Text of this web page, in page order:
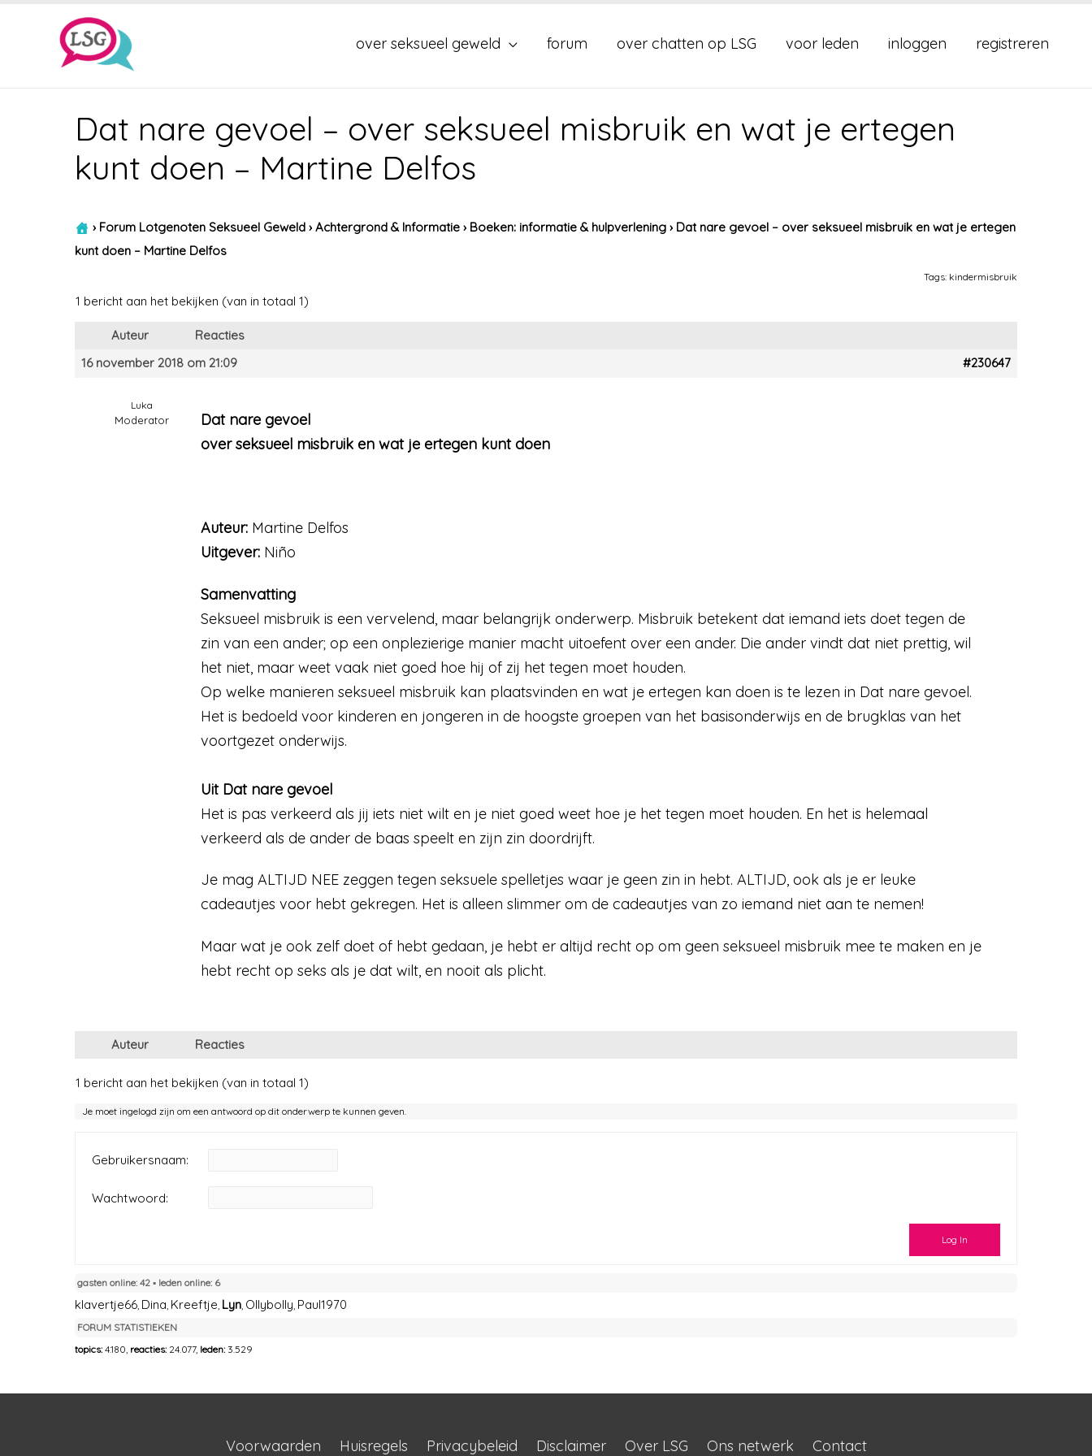
over seksueel geweld forum over chatten op LSG voor leden inloggen registreren
Dat nare gevoel – over seksueel misbruik en wat je ertegen
kunt doen – Martine Delfos
› Forum Lotgenoten Seksueel Geweld › Achtergrond & Informatie › Boeken: informatie & hulpverlening › Dat nare gevoel – over seksueel misbruik en wat je ertegen
kunt doen – Martine Delfos
Tags: kindermisbruik
1 bericht aan het bekijken (van in totaal 1)
Auteur
Reacties
16 november 2018 om 21:09
#230647
Luka
Moderator
Dat nare gevoel
over seksueel misbruik en wat je ertegen kunt doen
Auteur: Martine Delfos
Uitgever: Niño
Samenvatting
Seksueel misbruik is een vervelend, maar belangrijk onderwerp. Misbruik betekent dat iemand iets doet tegen de
zin van een ander; op een onplezierige manier macht uitoefent over een ander. Die ander vindt dat niet prettig, wil
het niet, maar weet vaak niet goed hoe hij of zij het tegen moet houden.
Op welke manieren seksueel misbruik kan plaatsvinden en wat je ertegen kan doen is te lezen in Dat nare gevoel.
Het is bedoeld voor kinderen en jongeren in de hoogste groepen van het basisonderwijs en de brugklas van het
voortgezet onderwijs.
Uit Dat nare gevoel
Het is pas verkeerd als jij iets niet wilt en je niet goed weet hoe je het tegen moet houden. En het is helemaal
verkeerd als de ander de baas speelt en zijn zin doordrijft.
Je mag ALTIJD NEE zeggen tegen seksuele spelletjes waar je geen zin in hebt. ALTIJD, ook als je er leuke
cadeautjes voor hebt gekregen. Het is alleen slimmer om de cadeautjes van zo iemand niet aan te nemen!
Maar wat je ook zelf doet of hebt gedaan, je hebt er altijd recht op om geen seksueel misbruik mee te maken en je
hebt recht op seks als je dat wilt, en nooit als plicht.
Auteur Reacties
1 bericht aan het bekijken (van in totaal 1)
Je moet ingelogd zijn om een antwoord op dit onderwerp te kunnen geven.
Gebruikersnaam:
Wachtwoord:
Log In
gasten online: 42 ▪︎ leden online: 6
klavertje66 Dina Kreeftje Lyn Ollybolly Paul1970
FORUM STATISTIEKEN
topics: 4.180, reacties: 24.077, leden: 3.529
Voorwaarden Huisregels Privacybeleid Disclaimer Over LSG Ons netwerk Contact